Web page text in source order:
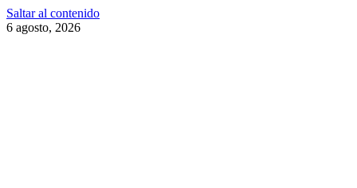
Saltar al contenido
6 agosto, 2026